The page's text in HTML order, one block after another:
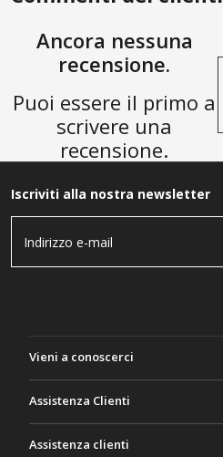
Ancora nessuna
recensione.
Puoi essere il primo a
scrivere una
recensione.
Iscriviti alla nostra newsletter
Vieni a conoscerci
Termini e Condizioni
Assistenza Clienti
Assistenza clienti